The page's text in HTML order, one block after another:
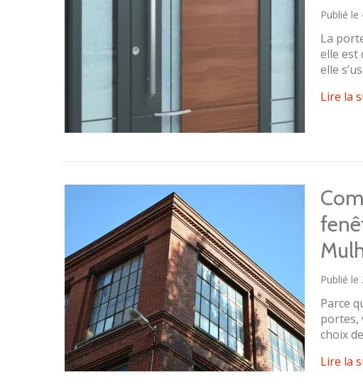
Publié le
La
elle est
elle
Lire la
Publié le
Parce
portes,
choix
Lire la